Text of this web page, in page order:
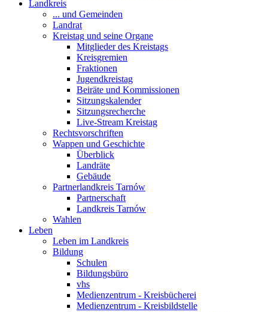
Landkreis
... und Gemeinden
Landrat
Kreistag und seine Organe
Mitglieder des Kreistags
Kreisgremien
Fraktionen
Jugendkreistag
Beiräte und Kommissionen
Sitzungskalender
Sitzungsrecherche
Live-Stream Kreistag
Rechtsvorschriften
Wappen und Geschichte
Überblick
Landräte
Gebäude
Partnerlandkreis Tarnów
Partnerschaft
Landkreis Tarnów
Wahlen
Leben
Leben im Landkreis
Bildung
Schulen
Bildungsbüro
vhs
Medienzentrum - Kreisbücherei
Medienzentrum - Kreisbildstelle